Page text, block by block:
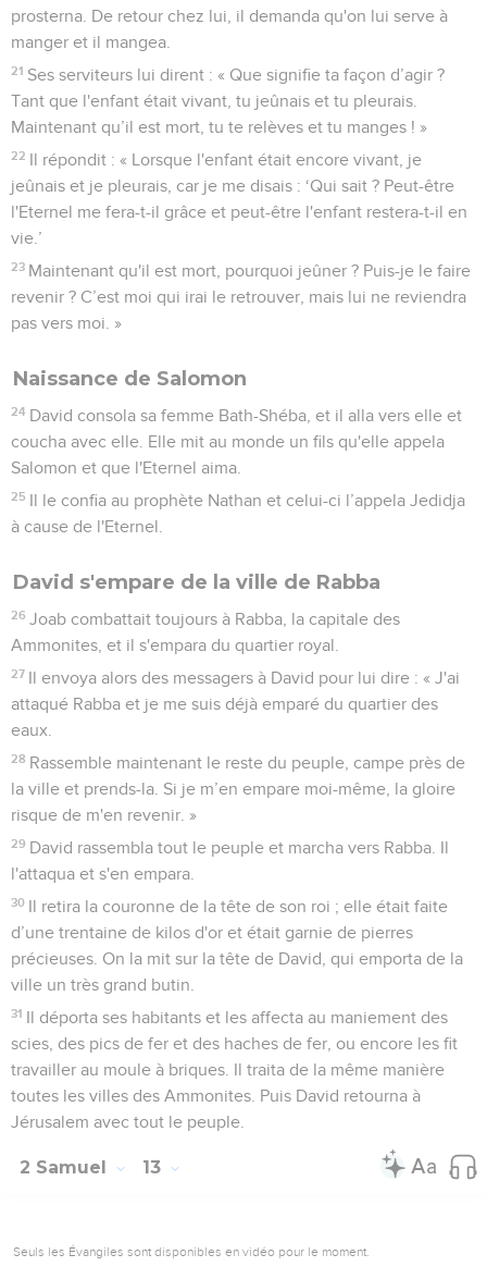
prosterna. De retour chez lui, il demanda qu'on lui serve à
manger et il mangea.
21 Ses serviteurs lui dirent : « Que signifie ta façon d’agir ?
Tant que l'enfant était vivant, tu jeûnais et tu pleurais.
Maintenant qu’il est mort, tu te relèves et tu manges ! »
22 Il répondit : « Lorsque l'enfant était encore vivant, je
jeûnais et je pleurais, car je me disais : ‘Qui sait ? Peut-être
l'Eternel me fera-t-il grâce et peut-être l'enfant restera-t-il en
vie.’
23 Maintenant qu'il est mort, pourquoi jeûner ? Puis-je le faire
revenir ? C’est moi qui irai le retrouver, mais lui ne reviendra
pas vers moi. »
Naissance de Salomon
24 David consola sa femme Bath-Shéba, et il alla vers elle et
coucha avec elle. Elle mit au monde un fils qu'elle appela
Salomon et que l'Eternel aima.
25 Il le confia au prophète Nathan et celui-ci l’appela Jedidja
à cause de l'Eternel.
David s'empare de la ville de Rabba
26 Joab combattait toujours à Rabba, la capitale des
Ammonites, et il s'empara du quartier royal.
27 Il envoya alors des messagers à David pour lui dire : « J'ai
attaqué Rabba et je me suis déjà emparé du quartier des
eaux.
28 Rassemble maintenant le reste du peuple, campe près de
la ville et prends-la. Si je m’en empare moi-même, la gloire
risque de m'en revenir. »
29 David rassembla tout le peuple et marcha vers Rabba. Il
l'attaqua et s'en empara.
30 Il retira la couronne de la tête de son roi ; elle était faite
d’une trentaine de kilos d'or et était garnie de pierres
précieuses. On la mit sur la tête de David, qui emporta de la
ville un très grand butin.
31 Il déporta ses habitants et les affecta au maniement des
scies, des pics de fer et des haches de fer, ou encore les fit
travailler au moule à briques. Il traita de la même manière
toutes les villes des Ammonites. Puis David retourna à
Jérusalem avec tout le peuple.
2 Samuel 13
Seuls les Évangiles sont disponibles en vidéo pour le moment.